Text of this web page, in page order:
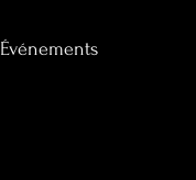
Événements